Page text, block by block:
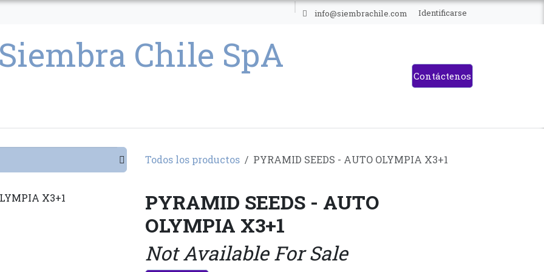
info@siembrachile.com Identificarse
Contáctenos
Todos los productos PYRAMID SEEDS - AUTO OLYMPIA X3+1
PYRAMID SEEDS - AUTO
OLYMPIA X3+1
Not Available For Sale